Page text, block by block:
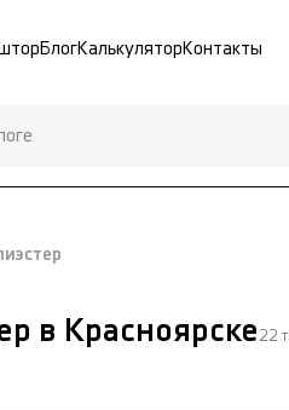
БлогКалькулятор Контакты
в Красноярске 22